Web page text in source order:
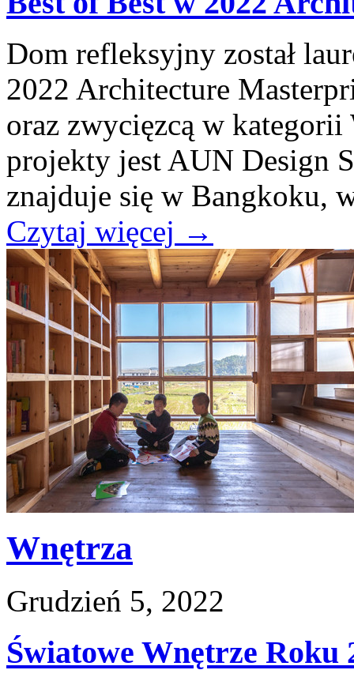
Dom refleksyjny został
2022 Architecture
oraz zwycięzcą w
projekty jest AUN Design
znajduje się w Bangkoku,
Czytaj więcej →
Wnętrza
Grudzień 5, 2022
Światowe Wnętrze Roku